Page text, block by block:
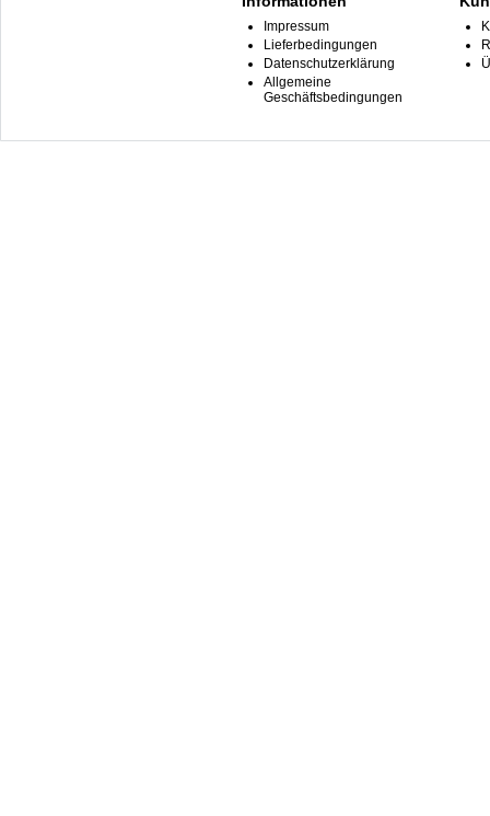
Impressum
Lieferbedingungen
Datenschutzerklärung
Allgemeine
Geschäftsbedingungen